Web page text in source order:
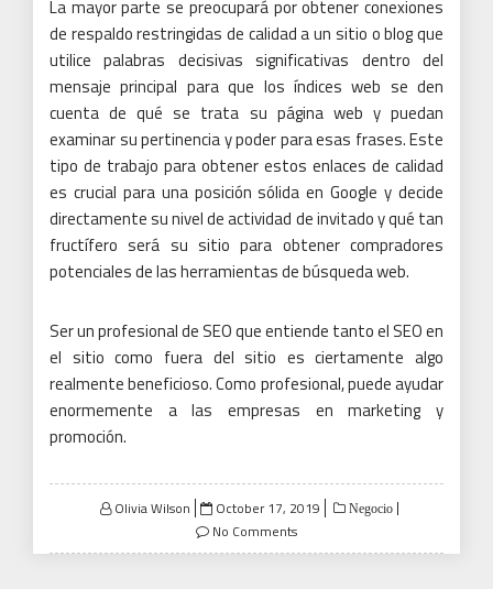
La mayor parte se preocupará por obtener conexiones
de respaldo restringidas de calidad a un sitio o blog que
utilice palabras decisivas significativas dentro del
mensaje principal para que los índices web se den
cuenta de qué se trata su página web y puedan
examinar su pertinencia y poder para esas frases.Este
tipo de trabajo para obtener estos enlaces de calidad
es crucial para una posición sólida en Google y decide
directamente su nivel de actividad de invitado y qué tan
fructífero será su sitio para obtener compradores
potenciales de las herramientas de búsqueda web.
Ser un profesional de SEO que entiende tanto el SEO en
el sitio como fuera del sitio es ciertamente algo
realmente beneficioso.Como profesional, puede ayudar
enormemente a las empresas en marketing y
promoción.
Olivia Wilson
Posted
on
October 17, 2019 Negocio
No Comments